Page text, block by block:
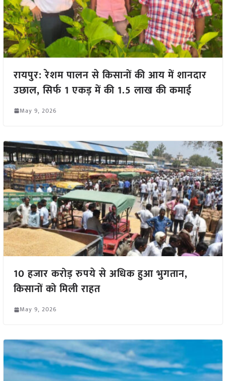
रायपुर: रेशम पालन से किसानों की आय में शानदार
उछाल, सिर्फ 1 एकड़ में की 1.5 लाख की कमाई
May 9, 2026
10 हजार करोड़ रुपये से अधिक हुआ भुगतान,
किसानों को मिली राहत
May 9, 2026